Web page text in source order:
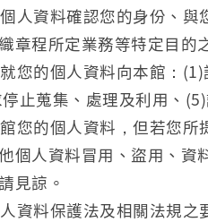
人資料確認您的身份、
章程所定業務等特定目的
您的個人資料向本館：
止蒐集、處理及利用、(5)
您的個人資料，但若您
個人資料冒用、盜用、
見諒。
資料保護法及相關法規